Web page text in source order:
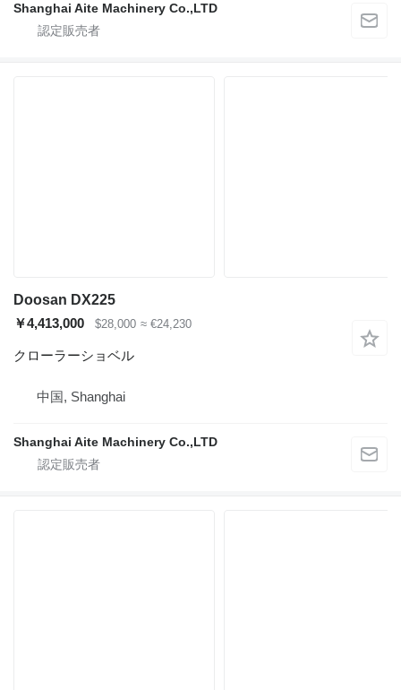
Shanghai Aite Machinery Co.,LTD
Doosan DX225
￥4,413,000
$28,000 ≈ €24,230
クローラーショベル
中国, Shanghai
Shanghai Aite Machinery Co.,LTD